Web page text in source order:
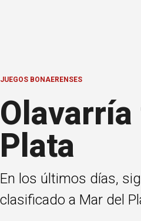
JUEGOS BONAERENSES
Plata
En los últimos días,
clasificado a Mar del